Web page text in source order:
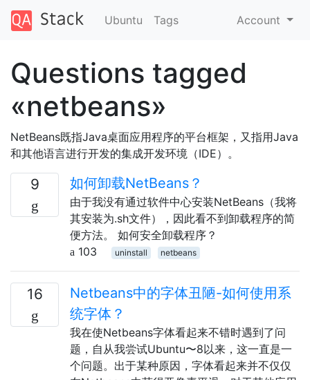
Ubuntu Tags Account
Questions tagged
«netbeans»
NetBeans既指Java桌面应用程序的平台框架，又指用Java
和其他语言进行开发的集成开发环境（IDE）。
9 如何卸载NetBeans？
由于我没有通过软件中心安装NetBeans（我将
其安装为.sh文件），因此看不到卸载程序的简
便方法。 如何安全卸载程序？
103
uninstall netbeans
16
Netbeans中的字体丑陋-如何使用系
统字体？
我在使Netbeans字体看起来不错时遇到了问
题，自从我尝试Ubuntu〜8以来，这一直是一
个问题。出于某种原因，字体看起来并不仅仅